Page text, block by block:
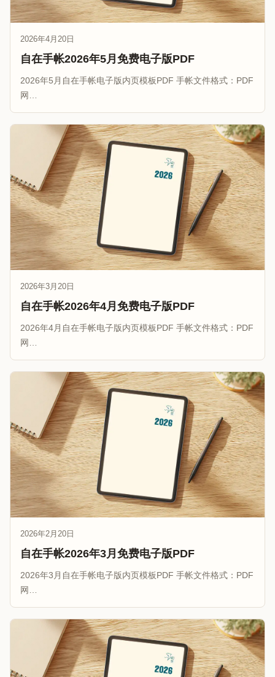
2026年4月20日
自在手帐2026年5月免费电子版PDF
2026年5月自在手帐电子版内页模板PDF 手帐文件格式：PDF
网…
2026年3月20日
自在手帐2026年4月免费电子版PDF
2026年4月自在手帐电子版内页模板PDF 手帐文件格式：PDF
网…
2026年2月20日
自在手帐2026年3月免费电子版PDF
2026年3月自在手帐电子版内页模板PDF 手帐文件格式：PDF
网…